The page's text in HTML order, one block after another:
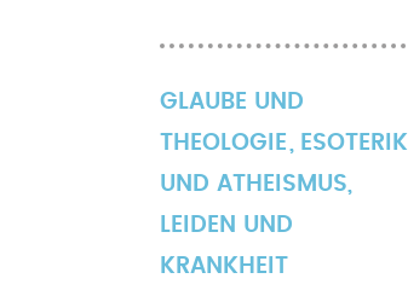
GLAUBE UND
THEOLOGIE
ESOTERIK
UND ATHEISMUS,
LEIDEN UND
KRANKHEIT